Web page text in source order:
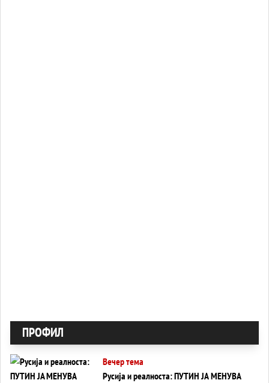
ПРОФИЛ
Вечер тема
Русија и реалноста: ПУТИН ЈА МЕНУВА